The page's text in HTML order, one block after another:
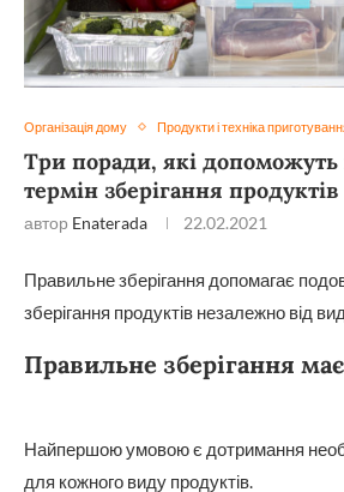
Організація дому Продукти і техніка
Три поради, які
термін зберігання продуктів
автор Enaterada 22.02.2021
Правильне зберігання допомагає
зберігання продуктів незалежно від
Правильне зберігання
Найпершою умовою є дотримання
для кожного виду продуктів.